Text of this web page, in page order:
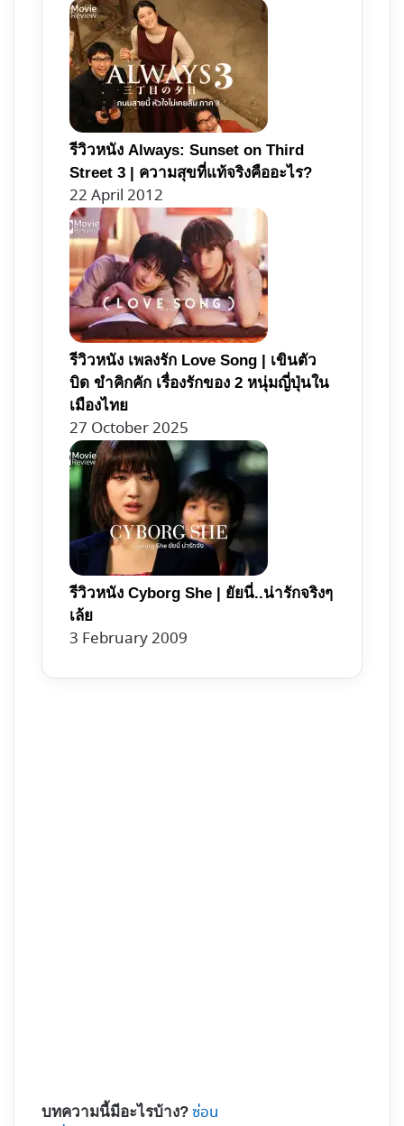
รีวิวหนัง Always: Sunset on Third
Street 3 | ความสุขที่แท้จริงคืออะไร?
22 April 2012
รีวิวหนัง เพลงรัก Love Song | เขินตัว
บิด ขำคิกคัก เรื่องรักของ 2 หนุ่มญี่ปุ่นใน
เมืองไทย
27 October 2025
รีวิวหนัง Cyborg She | ยัยนี่..น่ารักจริงๆ
เล้ย
3 February 2009
บทความนี้มีอะไรบ้าง? ซ่อน